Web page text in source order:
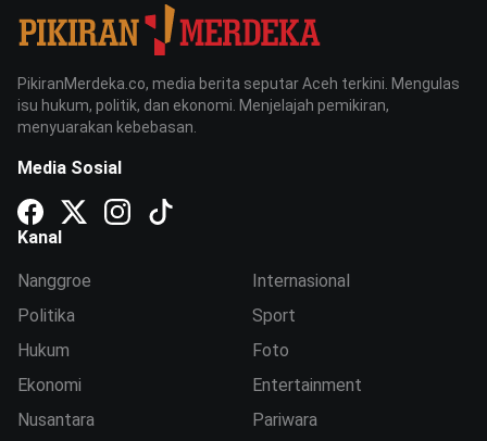
PikiranMerdeka.co, media berita seputar Aceh terkini. Mengulas
isu hukum, politik, dan ekonomi. Menjelajah pemikiran,
menyuarakan kebebasan.
Media Sosial
Kanal
Nanggroe
Politika
Hukum
Ekonomi
Nusantara
Internasional
Sport
Foto
Entertainment
Pariwara